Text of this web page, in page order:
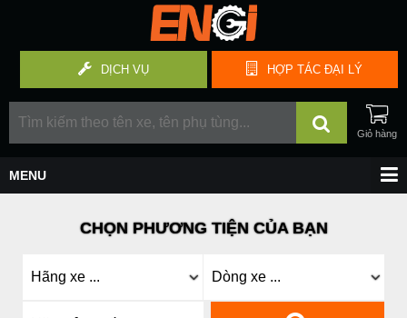
HỢP TÁC ĐẠI LÝ
DỊCH VỤ
CHỌN PHƯƠNG TIỆN CỦA BẠN